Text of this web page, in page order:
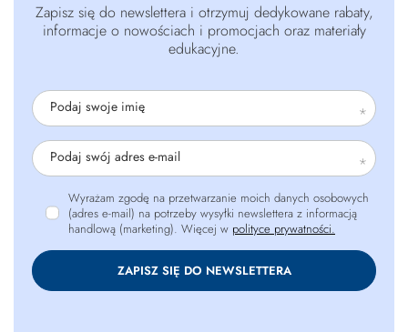
Zapisz się do newslettera i otrzymuj dedykowane rabaty,
informacje o nowościach i promocjach oraz materiały
edukacyjne.
Podaj swoje imię
Podaj swój adres e-mail
Wyrażam zgodę na przetwarzanie moich danych osobowych
(adres e-mail) na potrzeby wysyłki newslettera z informacją
handlową (marketing). Więcej w polityce prywatności.
ZAPISZ SIĘ DO NEWSLETTERA